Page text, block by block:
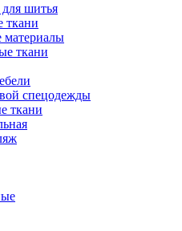
шитья
ткани
ткани
спецодежды
ткани